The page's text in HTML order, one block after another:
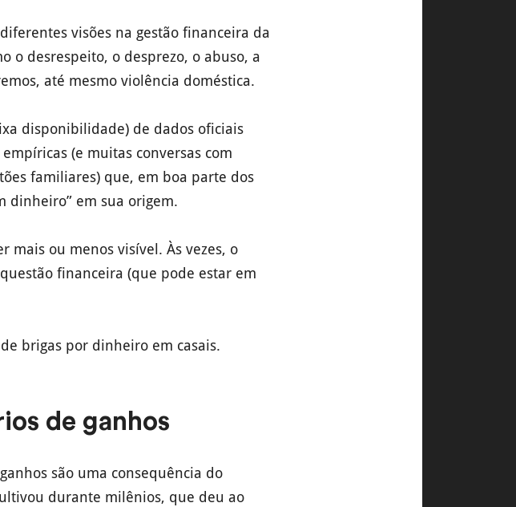
visões na gestão financeira da
o desrespeito, o desprezo, o abuso, a
até mesmo violência doméstica.
disponibilidade) de dados oficiais
(e muitas conversas com
familiares) que, em boa parte dos
dinheiro” em sua origem.
mais ou menos visível. Às vezes, o
financeira (que pode estar em
brigas por dinheiro em casais.
de ganhos
são uma consequência do
durante milênios, que deu ao